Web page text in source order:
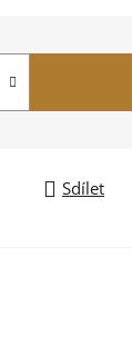
Sdílet